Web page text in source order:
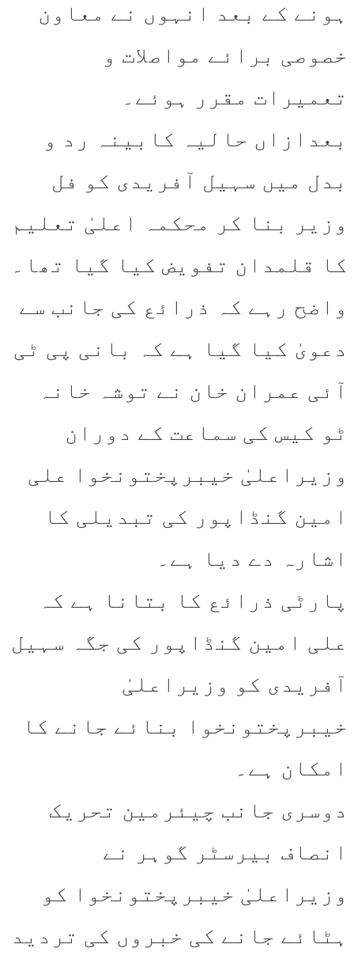
ہونے کے بعد انہوں نے معاون
خصوصی برائے مواصلات و
تعمیرات مقرر ہوئے۔
بعدازاں حالیہ کابینہ رد و
بدل میں سہیل آفریدی کو فل
وزیر بنا کر محکمہ اعلیٰ تعلیم
کا قلمدان تفویض کیا گیا تھا۔
واضح رہے کہ ذرائع کی جانب سے
دعویٰ کیا گیا ہے کہ بانی پی ٹی
آئی عمران خان نے توشہ خانہ
ٹو کیس کی سماعت کے دوران
وزیراعلیٰ خیبرپختونخوا علی
امین گنڈاپور کی تبدیلی کا
اشارہ دے دیا ہے۔
پارٹی ذرائع کا بتانا ہے کہ
علی امین گنڈاپور کی جگہ سہیل
آفریدی کو وزیراعلیٰ
خیبرپختونخوا بنائے جانے کا
امکان ہے۔
دوسری جانب چیئرمین تحریک
انصاف بیرسٹر گوہر نے
وزیراعلیٰ خیبرپختونخوا کو
ہٹائے جانے کی خبروں کی تردید